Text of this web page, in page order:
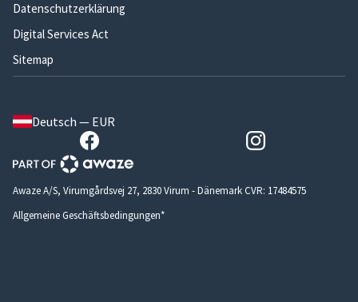
Datenschutzerklärung
Digital Services Act
Sitemap
Deutsch — EUR
Awaze A/S, Virumgårdsvej 27, 2830 Virum - Dänemark CVR: 17484575
Allgemeine Geschäftsbedingungen*